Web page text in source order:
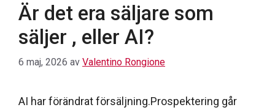
Är det era säljare som
säljer , eller AI?
6 maj, 2026 av Valentino Rongione
AI har förändrat försäljning.Prospektering går